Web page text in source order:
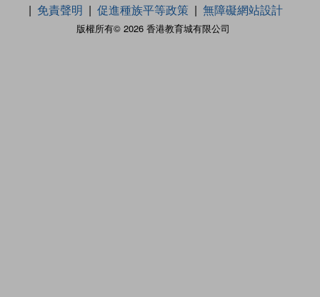
版權所有© 2026 香港教育城有限公司
免責聲明
促進種族平等政策 無障礙網站設計